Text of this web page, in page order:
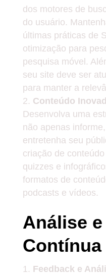
dos motores de
do usuário.
últimas práticas de
otimização para
pesquisa móvel.
seu site deve ser
para manter a
Conteúdo
Desenvolva uma
não apenas
entretenha seu
criação de
quizzes e
formatos de
podcasts e vídeos.
Análise
Contínua
Feedback e